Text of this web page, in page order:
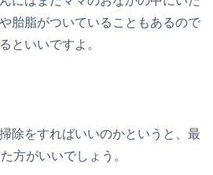
胎脂がついていることもあるので
といいですよ。
除をすればいいのかというと、最
方がいいでしょう。